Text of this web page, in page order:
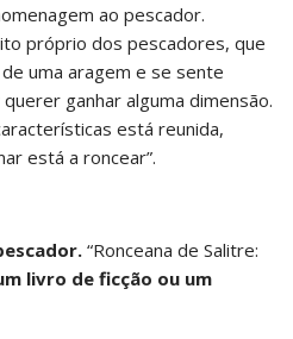
ao pescador.
próprio dos pescadores, que
uma aragem e se sente
ganhar alguma dimensão.
está reunida,
está a roncear”.
“Ronceana de Salitre:
livro de ficção ou um